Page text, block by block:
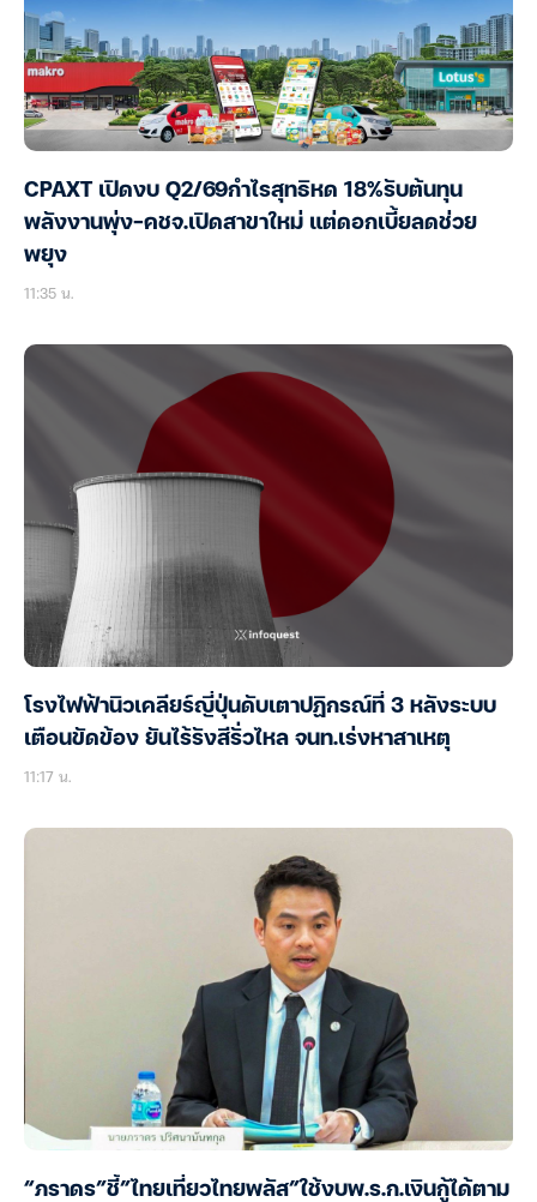
CPAXT เปิดงบ Q2/69กำไรสุทธิหด 18%รับต้นทุน
พลังงานพุ่ง-คชจ.เปิดสาขาใหม่ แต่ดอกเบี้ยลดช่วย
พยุง
11:35 น.
โรงไฟฟ้านิวเคลียร์ญี่ปุ่นดับเตาปฏิกรณ์ที่ 3 หลังระบบ
เตือนขัดข้อง ยันไร้รังสีรั่วไหล จนท.เร่งหาสาเหตุ
11:17 น.
“ภราดร”ชี้”ไทยเที่ยวไทยพลัส”ใช้งบพ.ร.ก.เงินกู้ได้ตาม